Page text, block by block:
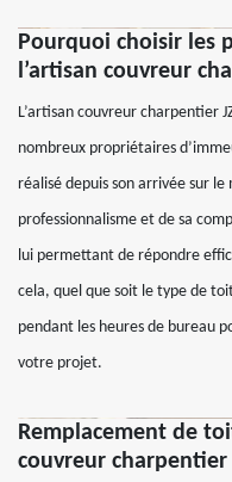
Pourquoi choisir les
l’artisan couvreur
L’artisan couvreur charpentier
nombreux propriétaires
réalisé depuis son arrivée sur
professionnalisme et de sa
lui permettant de répondre
cela, quel que soit le type de
pendant les heures de bureau
votre projet.
Remplacement de
couvreur charpentier